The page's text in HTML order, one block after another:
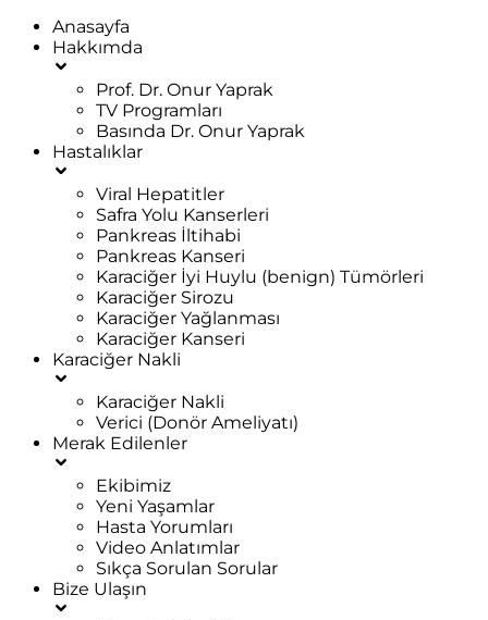
Anasayfa
Hakkımda
Prof. Dr. Onur Yaprak
TV Programları
Basında Dr. Onur Yaprak
Hastalıklar
Viral Hepatitler
Safra Yolu Kanserleri
Pankreas İltihabi
Pankreas Kanseri
Karaciğer İyi Huylu (benign) Tümörleri
Karaciğer Sirozu
Karaciğer Yağlanması
Karaciğer Kanseri
Karaciğer Nakli
Karaciğer Nakli
Verici (Donör Ameliyatı)
Merak Edilenler
Ekibimiz
Yeni Yaşamlar
Hasta Yorumları
Video Anlatımlar
Sıkça Sorulan Sorular
Bize Ulaşın